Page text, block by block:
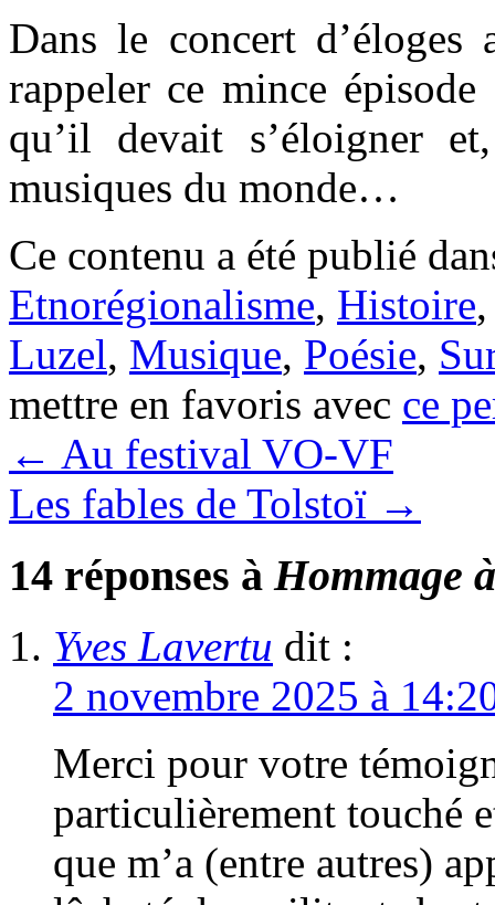
Dans le concert
rappeler ce mince
qu’il devait s’éloigner
musiques du monde…
Ce contenu a été publié
Etnorégionalisme, Histoire
Luzel, Musique, Poésie,
mettre en favoris avec ce
← Au festival VO-VF
Les fables de Tolstoï →
14 réponses à Hommage
Yves Lavertu dit :
2 novembre 2025 à
Merci pour votre
particulièrement touché
que m’a (entre autres)